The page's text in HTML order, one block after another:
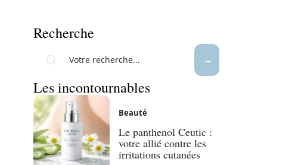
Recherche
Les incontournables
Beauté
Le panthenol Ceutic :
votre allié contre les
irritations cutanées